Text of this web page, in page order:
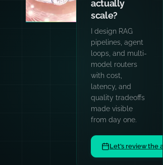
actually
scale?
I design RAG
pipelines, agent
loops, and multi-
model routers
with cost,
latency, and
quality tradeoffs
made visible
from day one.
Let's review the